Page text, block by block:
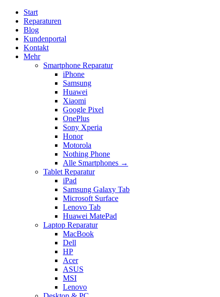
Start
Reparaturen
Blog
Kundenportal
Kontakt
Mehr
Smartphone Reparatur
iPhone
Samsung
Huawei
Xiaomi
Google Pixel
OnePlus
Sony Xperia
Honor
Motorola
Nothing Phone
Alle Smartphones →
Tablet Reparatur
iPad
Samsung Galaxy Tab
Microsoft Surface
Lenovo Tab
Huawei MatePad
Laptop Reparatur
MacBook
Dell
HP
Acer
ASUS
MSI
Lenovo